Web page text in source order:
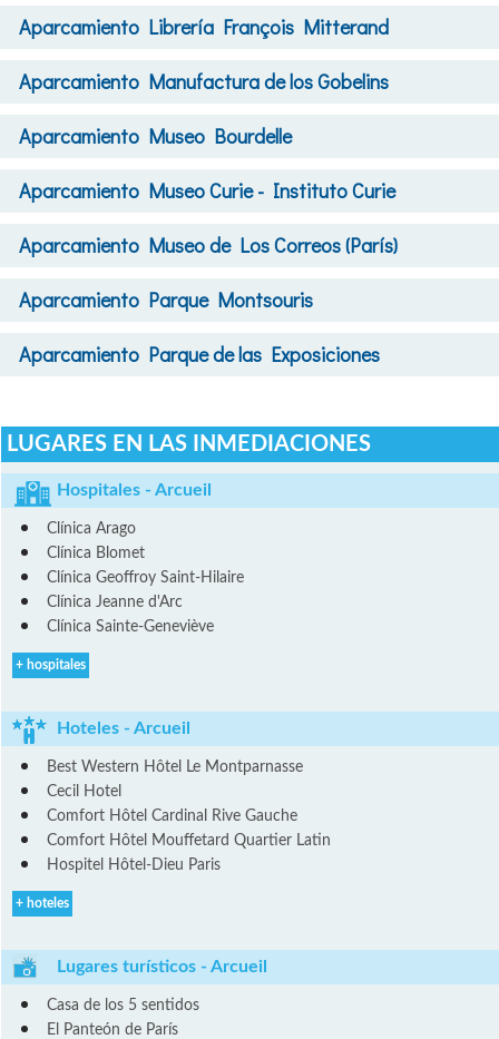
Aparcamiento Librería François Mitterand
Aparcamiento Manufactura de los Gobelins
Aparcamiento Museo Bourdelle
Aparcamiento Museo Curie - Instituto Curie
Aparcamiento Museo de Los Correos (París)
Aparcamiento Parque Montsouris
Aparcamiento Parque de las Exposiciones
LUGARES EN LAS INMEDIACIONES
Hospitales - Arcueil
Clínica Arago
Clínica Blomet
Clínica Geoffroy Saint-Hilaire
Clínica Jeanne d'Arc
Clínica Sainte-Geneviève
+ hospitales
Hoteles - Arcueil
Best Western Hôtel Le Montparnasse
Cecil Hotel
Comfort Hôtel Cardinal Rive Gauche
Comfort Hôtel Mouffetard Quartier Latin
Hospitel Hôtel-Dieu Paris
+ hoteles
Lugares turísticos - Arcueil
Casa de los 5 sentidos
El Panteón de París